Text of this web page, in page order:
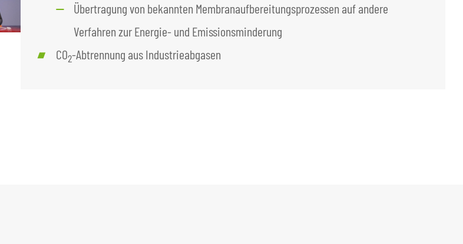
Übertragung von bekannten Membranaufbereitungsprozessen auf andere
Verfahren zur Energie- und Emissionsminderung
CO2-Abtrennung aus Industrieabgasen